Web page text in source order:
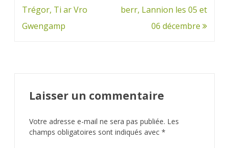
de
l’article
Trégor, Ti ar Vro
Gwengamp
berr, Lannion les 05 et
06 décembre
Laisser un commentaire
Votre adresse e-mail ne sera pas publiée. Les
champs obligatoires sont indiqués avec *